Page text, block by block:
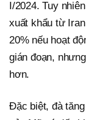
I/2024. Tuy
xuất khẩu từ
20% nếu hoạt
gián đoạn,
hơn.
Đặc biệt, đà